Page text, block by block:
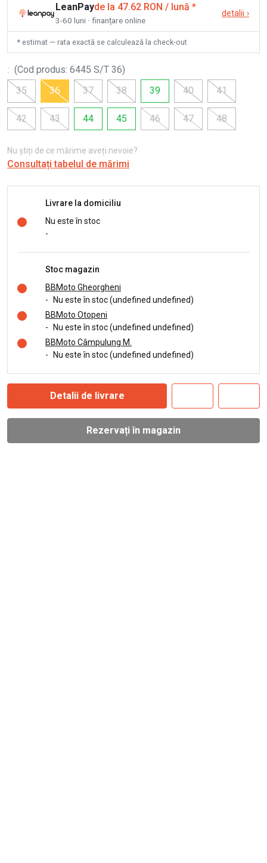
LeanPayde la 47.62 RON / lună *
3-60 luni · finanțare online
detalii ›
* estimat — rata exactă se calculează la check-out
: (Cod produs: 6445 S/T 36)
35
36 37 38 39 40 41
42 43 44 45 46 47 48
Nu știți de ce mărime aveți nevoie?
Consultați tabelul de mărimi
Livrare la domiciliu
Nu este în stoc
-
Stoc magazin
BBMoto Gheorgheni
-
Nu este în stoc (undefined undefined)
BBMoto Otopeni
-
Nu este în stoc (undefined undefined)
BBMoto Câmpulung M.
-
Nu este în stoc (undefined undefined)
Detalii de livrare
Rezervați în magazin